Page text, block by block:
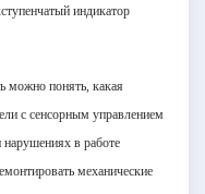
индикатор
можно понять, какая
с сенсорным управлением
в работе
механические